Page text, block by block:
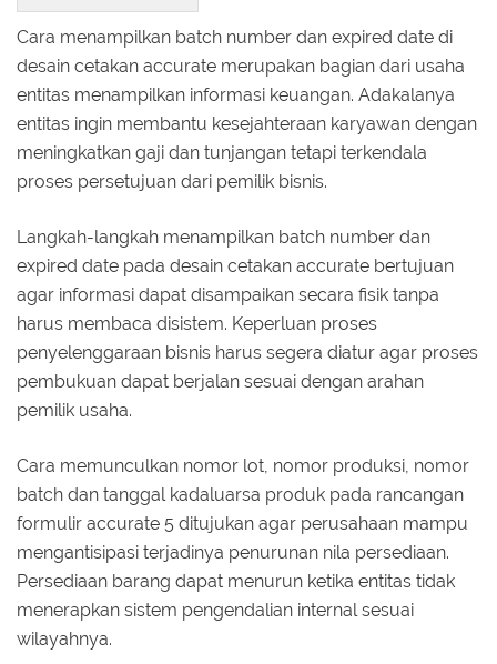
Cara menampilkan batch number dan expired date di
desain cetakan accurate merupakan bagian dari usaha
entitas menampilkan informasi keuangan. Adakalanya
entitas ingin membantu kesejahteraan karyawan dengan
meningkatkan gaji dan tunjangan tetapi terkendala
proses persetujuan dari pemilik bisnis.
Langkah-langkah menampilkan batch number dan
expired date pada desain cetakan accurate bertujuan
agar informasi dapat disampaikan secara fisik tanpa
harus membaca disistem. Keperluan proses
penyelenggaraan bisnis harus segera diatur agar proses
pembukuan dapat berjalan sesuai dengan arahan
pemilik usaha.
Cara memunculkan nomor lot, nomor produksi, nomor
batch dan tanggal kadaluarsa produk pada rancangan
formulir accurate 5 ditujukan agar perusahaan mampu
mengantisipasi terjadinya penurunan nila persediaan.
Persediaan barang dapat menurun ketika entitas tidak
menerapkan sistem pengendalian internal sesuai
wilayahnya.